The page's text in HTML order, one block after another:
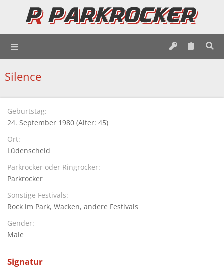
Silence
Geburtstag
24. September 1980 (Alter: 45)
Ort
Lüdenscheid
Parkrocker oder Ringrocker
Parkrocker
Sonstige Festivals
Rock im Park Wacken andere Festivals
Gender
Male
Signatur